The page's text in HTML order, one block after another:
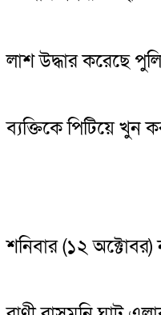
লাশ উদ্ধার করেছে
ব্যক্তিকে পিটিয়ে খুন
শনিবার (১২ অক্টোবর)